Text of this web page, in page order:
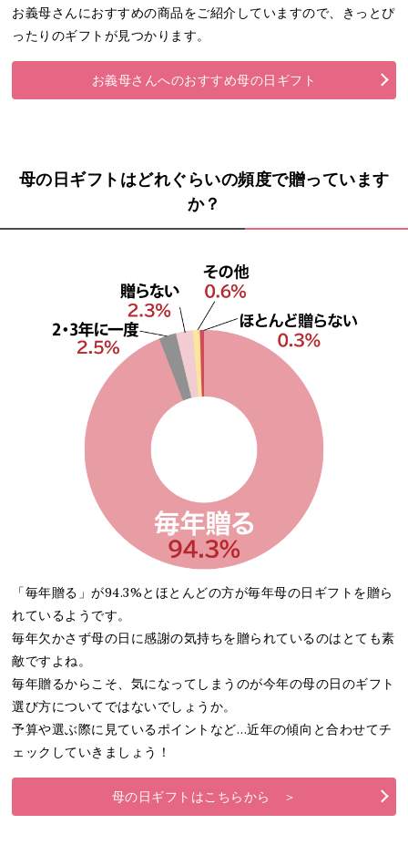
お義母さんにおすすめの商品をご紹介していますので、きっとぴ
ったりのギフトが見つかります。
お義母さんへのおすすめ母の日ギフト
母の日ギフトはどれぐらいの頻度で贈っています
か？
「毎年贈る」が94.3%とほとんどの方が毎年母の日ギフトを贈ら
れているようです。
毎年欠かさず母の日に感謝の気持ちを贈られているのはとても素
敵ですよね。
毎年贈るからこそ、気になってしまうのが今年の母の日のギフト
選び方についてではないでしょうか。
予算や選ぶ際に見ているポイントなど…近年の傾向と合わせてチ
ェックしていきましょう！
母の日ギフトはこちらから ＞